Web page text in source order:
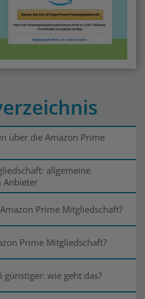
über die Amazon Prime
allgemeine
Anbieter
Prime Mitgliedschaft?
Prime Mitgliedschaft?
günstiger: wie geht das?